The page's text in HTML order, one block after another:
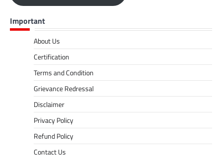
Important
About Us
Certification
Terms and Condition
Grievance Redressal
Disclaimer
Privacy Policy
Refund Policy
Contact Us